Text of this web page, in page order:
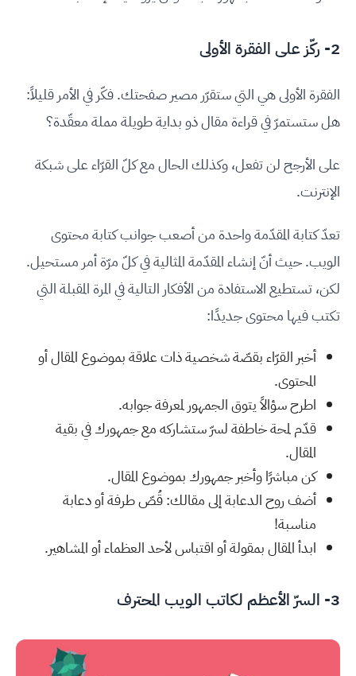
2- ركّز على الفقرة الأولى
الفقرة الأولى هي التي ستقرّر مصير صفحتك. فكّر في الأمر قليلاً:
هل ستستمرّ في قراءة مقال ذو بداية طويلة مملة معقّدة؟
على الأرجح لن تفعل، وكذلك الحال مع كلّ القرّاء على شبكة
الإنترنت.
تعدّ كتابة المقدّمة واحدة من أصعب جوانب كتابة محتوى
الويب. حيث أنّ إنشاء المقدّمة المثالية في كلّ مرّة أمر مستحيل.
لكن، تستطيع الاستفادة من الأفكار التالية في المرة المقبلة التي
تكتب فيها محتوى جديدًا:
أخبر القرّاء بقصّة شخصية ذات علاقة بموضوع المقال أو
المحتوى.
اطرح سؤالاً يتوق الجمهور لمعرفة جوابه.
قدّم لمحة خاطفة لسرّ ستشاركه مع جمهورك في بقية
المقال.
كن مباشرًا وأخبر جمهورك بموضوع المقال.
أضف روح الدعابة إلى مقالك: قُصّ طرفة أو دعابة
مناسبة!
ابدأ المقال بمقولة أو اقتباس لأحد العظماء أو المشاهير.
3- السرّ الأعظم لكاتب الويب المحترف